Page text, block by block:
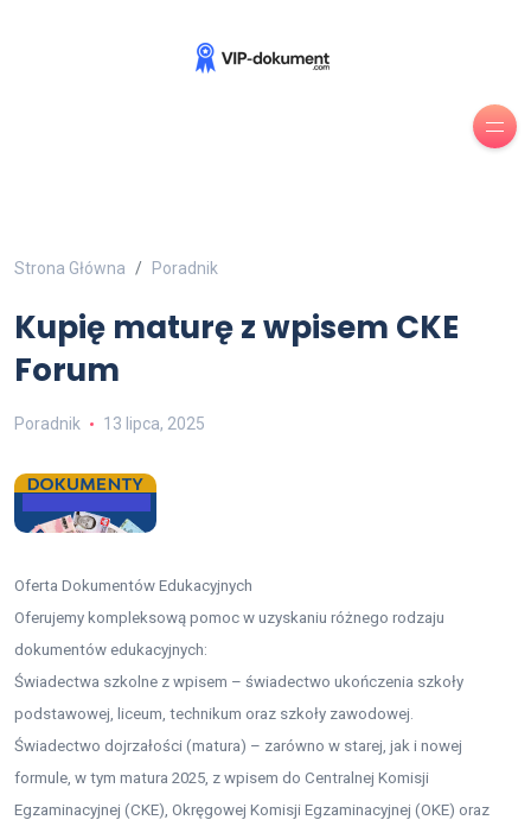
Strona Główna Poradnik
Kupię maturę z wpisem CKE
Forum
Poradnik 13 lipca, 2025
Oferta Dokumentów Edukacyjnych
Oferujemy kompleksową pomoc w uzyskaniu różnego rodzaju
dokumentów edukacyjnych:
Świadectwa szkolne z wpisem – świadectwo ukończenia szkoły
podstawowej, liceum, technikum oraz szkoły zawodowej.
Świadectwo dojrzałości (matura) – zarówno w starej, jak i nowej
formule, w tym matura 2025, z wpisem do Centralnej Komisji
Egzaminacyjnej (CKE), Okręgowej Komisji Egzaminacyjnej (OKE) oraz